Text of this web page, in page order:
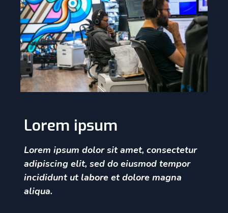
Lorem ipsum
Lorem ipsum dolor sit amet, consectetur
adipiscing elit, sed do eiusmod tempor
incididunt ut labore et dolore magna
aliqua.